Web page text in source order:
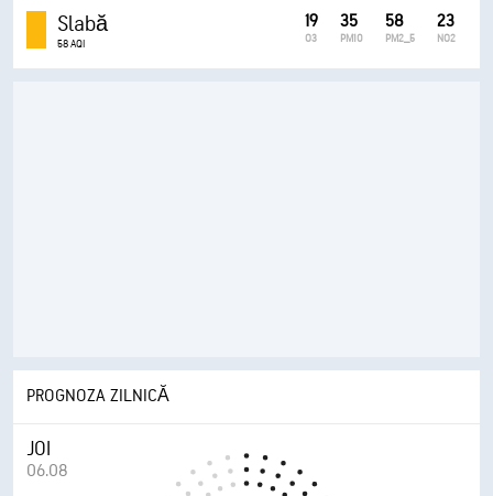
Slabă
58 AQI
19
O3
35
PM10
58
PM2_5
23
NO2
PROGNOZA ZILNICĂ
JOI
06.08